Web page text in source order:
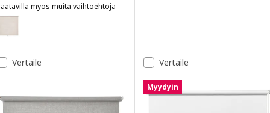
myös muita vaihtoehtoja
FÖNSTERBLAD, Pimentävä rullaverho, beige, 100x155 cm
Vertaile Vertaile
Myydyin